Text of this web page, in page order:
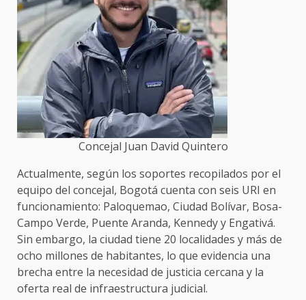
Concejal Juan David Quintero
Actualmente, según los soportes recopilados por el
equipo del concejal, Bogotá cuenta con seis URI en
funcionamiento: Paloquemao, Ciudad Bolívar, Bosa-
Campo Verde, Puente Aranda, Kennedy y Engativá.
Sin embargo, la ciudad tiene 20 localidades y más de
ocho millones de habitantes, lo que evidencia una
brecha entre la necesidad de justicia cercana y la
oferta real de infraestructura judicial.